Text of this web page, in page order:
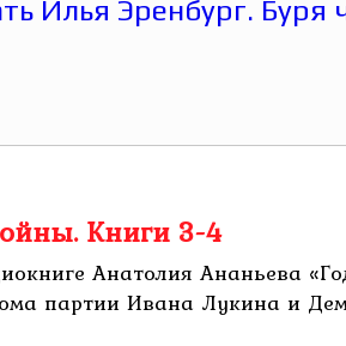
Книги 3-4
Анатолия Ананьева
партии Ивана Лукина и